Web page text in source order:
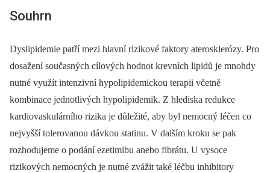
Souhrn
Dyslipidemie patří mezi hlavní rizikové faktory aterosklerózy. Pro
dosažení současných cílových hodnot krevních lipidů je mnohdy
nutné využít intenzivní hypolipidemickou terapii včetně
kombinace jednotlivých hypolipidemik. Z hlediska redukce
kardiovaskulárního rizika je důležité, aby byl nemocný léčen co
nejvyšší tolerovanou dávkou statinu. V dalším kroku se pak
rozhodujeme o podání ezetimibu anebo fibrátu. U vysoce
rizikových nemocných je nutné zvážit také léčbu inhibitory